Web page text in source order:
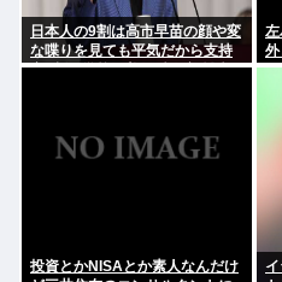
日本人の9割は高市早苗の顔や変
な喋りを見ても平気だから支持
率9割。学校の美術科と音楽科は
投資とかNISAとか素人なんだけ